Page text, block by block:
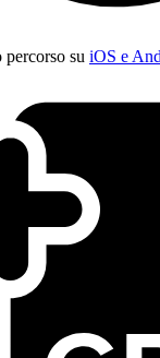
percorso su iOS e